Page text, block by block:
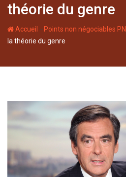
théorie du genre
Accueil - Points non négociables
la théorie du genre